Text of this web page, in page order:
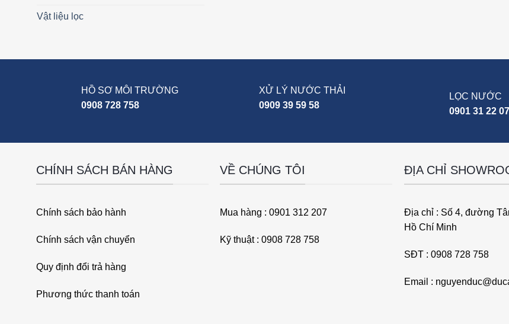
Vật liệu lọc
HỒ SƠ MÔI TRƯỜNG
0908 728 758
XỬ LÝ NƯỚC THẢI
0909 39 59 58
LỌC NƯỚC
0901 31 22 07
CHÍNH SÁCH BÁN HÀNG
Chính sách bảo hành
Chính sách vận chuyển
Quy định đổi trả hàng
Phương thức thanh toán
VỀ CHÚNG TÔI
Mua hàng : 0901 312 207
Kỹ thuật : 0908 728 758
ĐỊA CHỈ
Địa chỉ : Số 4, đường
Hồ Chí Minh
SĐT : 0908 728 758
Email :